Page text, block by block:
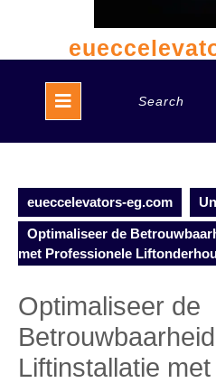
Open
Button
eueccelevators-eg.com
Optimaliseer de
met Professionele
Optimaliseer de
Liftinstallatie